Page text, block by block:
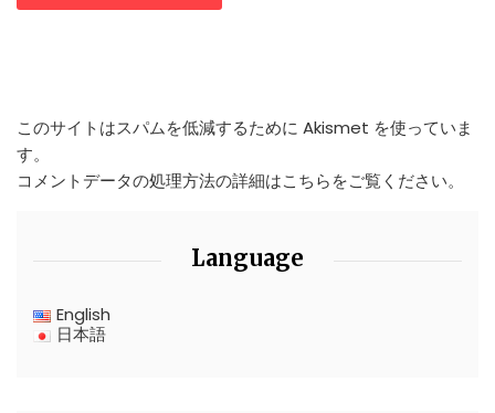
このサイトはスパムを低減するために Akismet を使っていま
す。
コメントデータの処理方法の詳細はこちらをご覧ください。
Language
English
日本語